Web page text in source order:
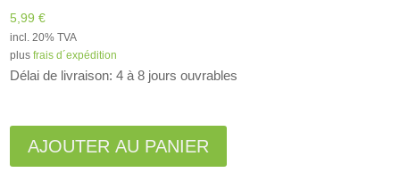
5,99€
incl. 20% TVA
plusfrais d´expédition
Délai de livraison: 4 à 8 jours ouvrables
AJOUTER AU PANIER